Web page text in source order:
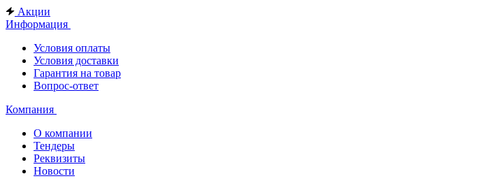
Акции
Информация
Условия оплаты
Условия доставки
Гарантия на товар
Вопрос-ответ
Компания
О компании
Тендеры
Реквизиты
Новости